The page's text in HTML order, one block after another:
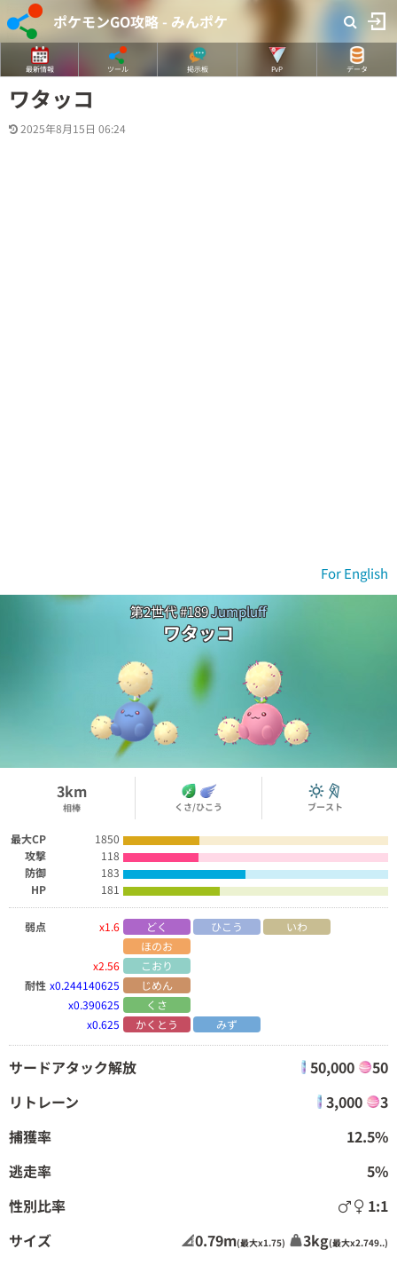
ポケモンGO攻略 - みんポケ
最新情報 ツール 掲示板 PvP データ
ワタッコ
2025年8月15日 06:24
For English
第2世代 #189Jumpluff
ワタッコ
3km
相棒 くさ/ひこう ブースト
最大CP
1850
攻撃
118
防御
183
HP
181
弱点 x1.6 どく ひこう
いわ
ほのお
x2.56
こおり
耐性 x0.244140625
じめん
x0.390625
くさ
x0.625
かくとう みず
サードアタック解放 50,000
50
リトレーン
3,000
3
捕獲率
12.5%
逃走率
5%
性別比率
1:1
サイズ
0.79m(最大x1.75) 3kg(最大x2.749..)